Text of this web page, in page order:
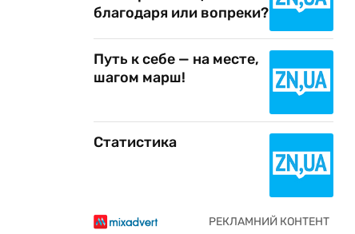
благодаря или вопреки?
Путь к себе — на месте,
шагом марш!
Статистика